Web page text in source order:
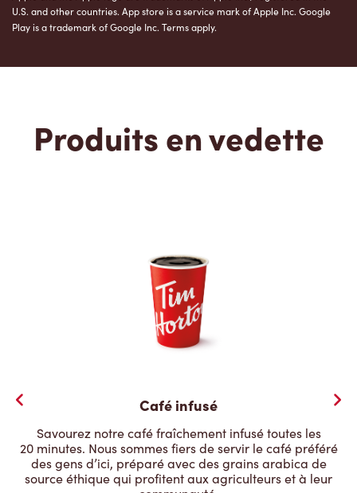
U.S. and other countries. App store is a service mark of Apple Inc. Google
Play is a trademark of Google Inc. Terms apply.
Produits en vedette
Café infusé
Savourez notre café fraîchement infusé toutes les
20 minutes. Nous sommes fiers de servir le café préféré
des gens d’ici, préparé avec des grains arabica de
source éthique qui profitent aux agriculteurs et à leur